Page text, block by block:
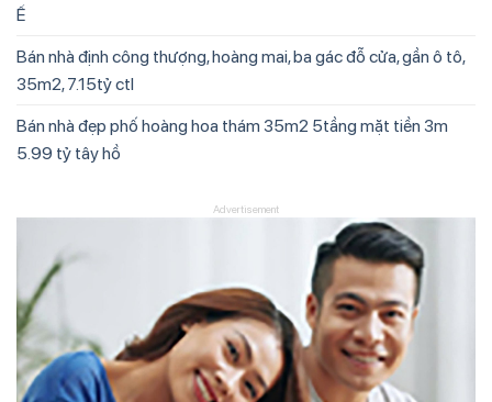
Ế
Bán nhà định công thượng, hoàng mai, ba gác đỗ cửa, gần ô tô,
35m2, 7.15tỷ ctl
Bán nhà đẹp phố hoàng hoa thám 35m2 5tầng mặt tiền 3m
5.99 tỷ tây hồ
Advertisement